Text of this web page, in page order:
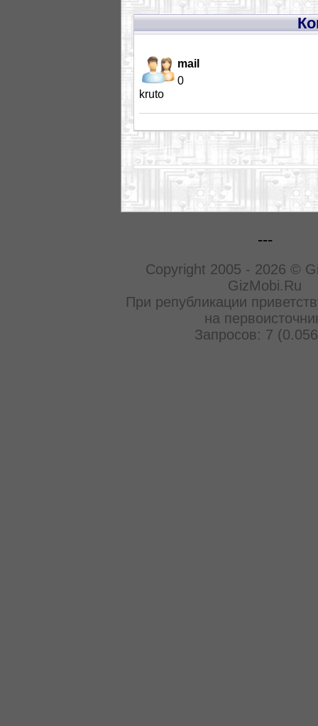
mail
0
kruto
---
Copyright 2005 - 2026 ©
GizMobi.Ru
При републикации
на
Запросов: 7